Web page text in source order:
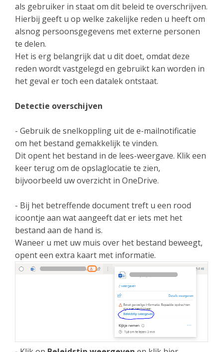
als gebruiker in staat om dit beleid te overschrijven.
Hierbij geeft u op welke zakelijke reden u heeft om
alsnog persoonsgegevens met externe personen
te delen.
Het is erg belangrijk dat u dit doet, omdat deze
reden wordt vastgelegd en gebruikt kan worden in
het geval er toch een datalek ontstaat.
Detectie overschijven
- Gebruik de snelkoppling uit de e-mailnotificatie
om het bestand gemakkelijk te vinden.
Dit opent het bestand in de lees-weergave. Klik een
keer terug om de opslaglocatie te zien,
bijvoorbeeld uw overzicht in OneDrive.
- Bij het betreffende document treft u een rood
icoontje aan wat aangeeft dat er iets met het
bestand aan de hand is.
Waneer u met uw muis over het bestand beweegt,
opent een extra kaart met informatie.